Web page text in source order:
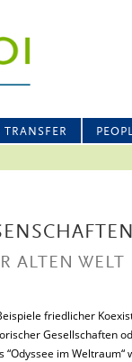
TRANSFER
ALTEN WELT
friedlicher
Gesellschaften
“Odyssee im